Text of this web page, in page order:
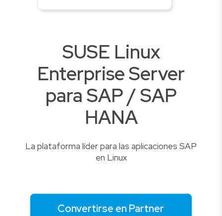
SUSE Linux
Enterprise Server
para SAP / SAP
HANA
La plataforma líder para las aplicaciones SAP
en Linux
Convertirse en Partner